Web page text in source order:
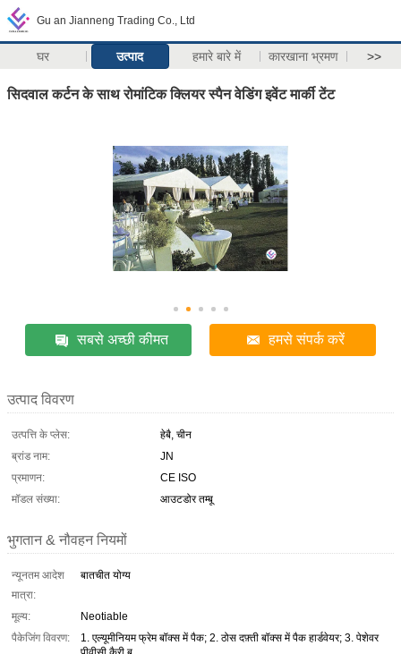
Gu an Jianneng Trading Co., Ltd
घर उत्पाद हमारे बारे में कारखाना भ्रमण >>
सिदवाल कर्टन के साथ रोमांटिक क्लियर स्पैन वेडिंग इवेंट मार्की टेंट
सबसे अच्छी कीमत हमसे संपर्क करें
उत्पाद विवरण
उत्पत्ति के प्लेस:
हेबै, चीन
ब्रांड नाम:
JN
प्रमाणन:
CE ISO
मॉडल संख्या:
आउटडोर तम्बू
भुगतान & नौवहन नियमों
न्यूनतम आदेश
मात्रा:
बातचीत योग्य
मूल्य:
Neotiable
पैकेजिंग विवरण:
1. एल्यूमीनियम फ्रेम बॉक्स में पैक; 2. ठोस दफ़्ती बॉक्स में पैक हार्डवेयर; 3. पेशेवर